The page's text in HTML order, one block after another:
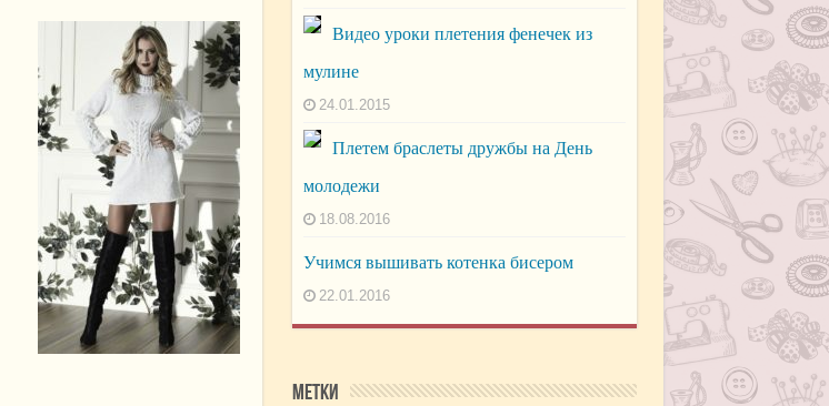
Видео уроки плетения фенечек из
мулине
24.01.2015
Плетем браслеты дружбы на День
молодежи
18.08.2016
Учимся вышивать котенка бисером
22.01.2016
Метки